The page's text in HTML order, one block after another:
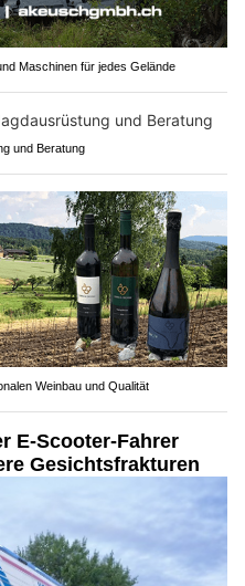
Maschinen für jedes Gelände
und Beratung
Weinbau und Qualität
E-Scooter-Fahrer
Gesichtsfrakturen